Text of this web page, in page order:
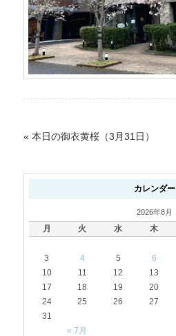
«本日の御衣黄桜（3月31日）
カレンダー
2026年8月
月 火 水 木
3
4 5 6
10
11 12 13
17
18 19 20
24
25 26 27
31
« 7月